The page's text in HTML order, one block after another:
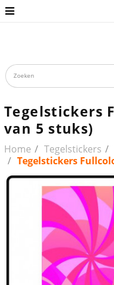
Tegelstickers
van 5 stuks)
Home Tegelstickers
Tegelstickers